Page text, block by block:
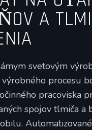
A
svetovým
procesu
pracoviska
spojov tlmiča a